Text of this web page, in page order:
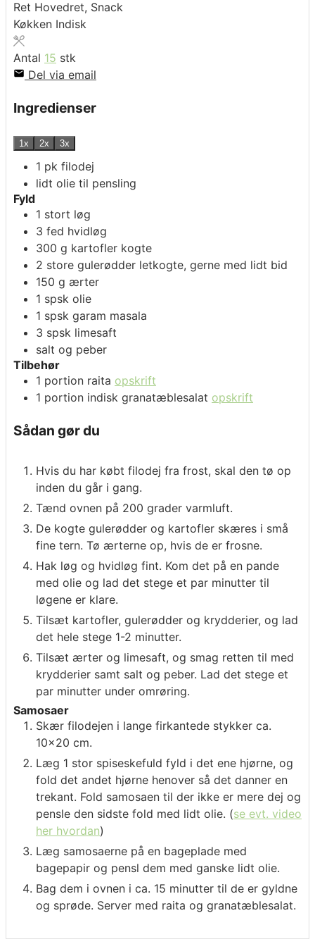
Ret Hovedret, Snack
Køkken Indisk
Antal 15 stk
Del via email
Ingredienser
1x 2x 3x
1 pk filodej
lidt olie til pensling
Fyld
1 stort løg
3 fed hvidløg
300 g kartofler kogte
2 store gulerødder letkogte, gerne med lidt bid
150 g ærter
1 spsk olie
1 spsk garam masala
3 spsk limesaft
salt og peber
Tilbehør
1 portion raita opskrift
1 portion indisk granatæblesalat opskrift
Sådan gør du
Hvis du har købt filodej fra frost, skal den tø op
inden du går i gang.
Tænd ovnen på 200 grader varmluft.
De kogte gulerødder og kartofler skæres i små
fine tern. Tø ærterne op, hvis de er frosne.
Hak løg og hvidløg fint. Kom det på en pande
med olie og lad det stege et par minutter til
løgene er klare.
Tilsæt kartofler, gulerødder og krydderier, og lad
det hele stege 1-2 minutter.
Tilsæt ærter og limesaft, og smag retten til med
krydderier samt salt og peber. Lad det stege et
par minutter under omrøring.
Samosaer
Skær filodejen i lange firkantede stykker ca.
10×20 cm.
Læg 1 stor spiseskefuld fyld i det ene hjørne, og
fold det andet hjørne henover så det danner en
trekant. Fold samosaen til der ikke er mere dej og
pensle den sidste fold med lidt olie. (se evt. video
her hvordan)
Læg samosaerne på en bageplade med
bagepapir og pensl dem med ganske lidt olie.
Bag dem i ovnen i ca. 15 minutter til de er gyldne
og sprøde. Server med raita og granatæblesalat.